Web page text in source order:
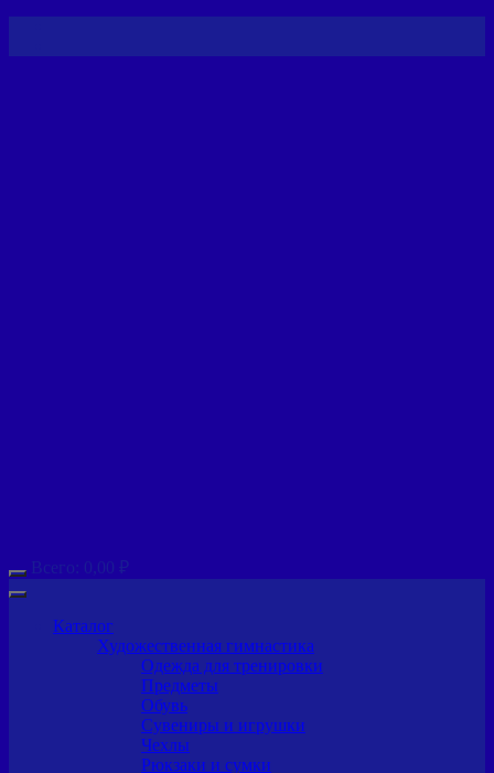
Всего: 0,00 ₽
Каталог
Художественная гимнастика
Одежда для тренировки
Предметы
Обувь
Сувениры и игрушки
Чехлы
Рюкзаки и сумки